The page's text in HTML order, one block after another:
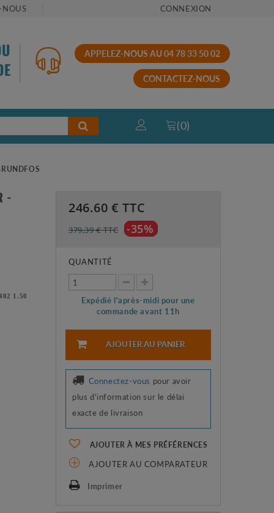
CONNEXION
APPELEZ-NOUS AU 04 78 33 50 02
CONTACTEZ-NOUS
(0)
-
1.50
246.60 € TTC
379,39 €TTC -35%
QUANTITÉ
Expédié l'après-midi pour une
commande avant 11h
AJOUTER AU PANIER
Connectez-vous pour avoir
plus d'information sur le délai
exacte de livraison
AJOUTER À MES PRÉFÉRENCES
AJOUTER AU COMPARATEUR
Imprimer